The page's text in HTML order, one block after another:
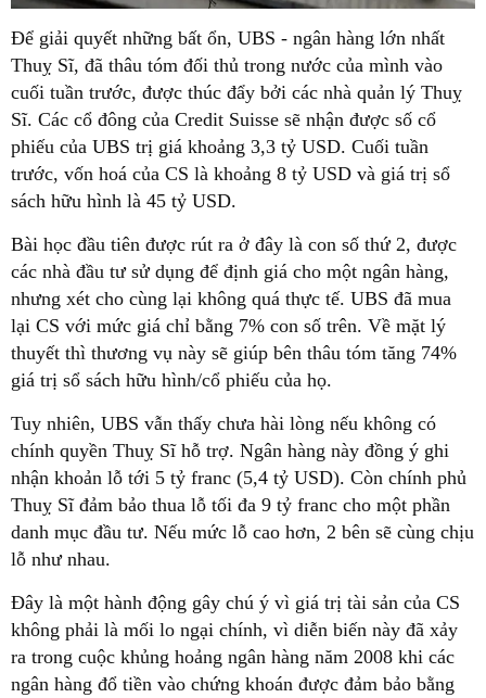
Để giải quyết những bất ổn, UBS - ngân hàng lớn nhất
Thuỵ Sĩ, đã thâu tóm đối thủ trong nước của mình vào
cuối tuần trước, được thúc đẩy bởi các nhà quản lý Thuỵ
Sĩ. Các cổ đông của Credit Suisse sẽ nhận được số cổ
phiếu của UBS trị giá khoảng 3,3 tỷ USD. Cuối tuần
trước, vốn hoá của CS là khoảng 8 tỷ USD và giá trị sổ
sách hữu hình là 45 tỷ USD.
Bài học đầu tiên được rút ra ở đây là con số thứ 2, được
các nhà đầu tư sử dụng để định giá cho một ngân hàng,
nhưng xét cho cùng lại không quá thực tế. UBS đã mua
lại CS với mức giá chỉ bằng 7% con số trên. Về mặt lý
thuyết thì thương vụ này sẽ giúp bên thâu tóm tăng 74%
giá trị sổ sách hữu hình/cổ phiếu của họ.
Tuy nhiên, UBS vẫn thấy chưa hài lòng nếu không có
chính quyền Thuỵ Sĩ hỗ trợ. Ngân hàng này đồng ý ghi
nhận khoản lỗ tới 5 tỷ franc (5,4 tỷ USD). Còn chính phủ
Thuỵ Sĩ đảm bảo thua lỗ tối đa 9 tỷ franc cho một phần
danh mục đầu tư. Nếu mức lỗ cao hơn, 2 bên sẽ cùng chịu
lỗ như nhau.
Đây là một hành động gây chú ý vì giá trị tài sản của CS
không phải là mối lo ngại chính, vì diễn biến này đã xảy
ra trong cuộc khủng hoảng ngân hàng năm 2008 khi các
ngân hàng đổ tiền vào chứng khoán được đảm bảo bằng